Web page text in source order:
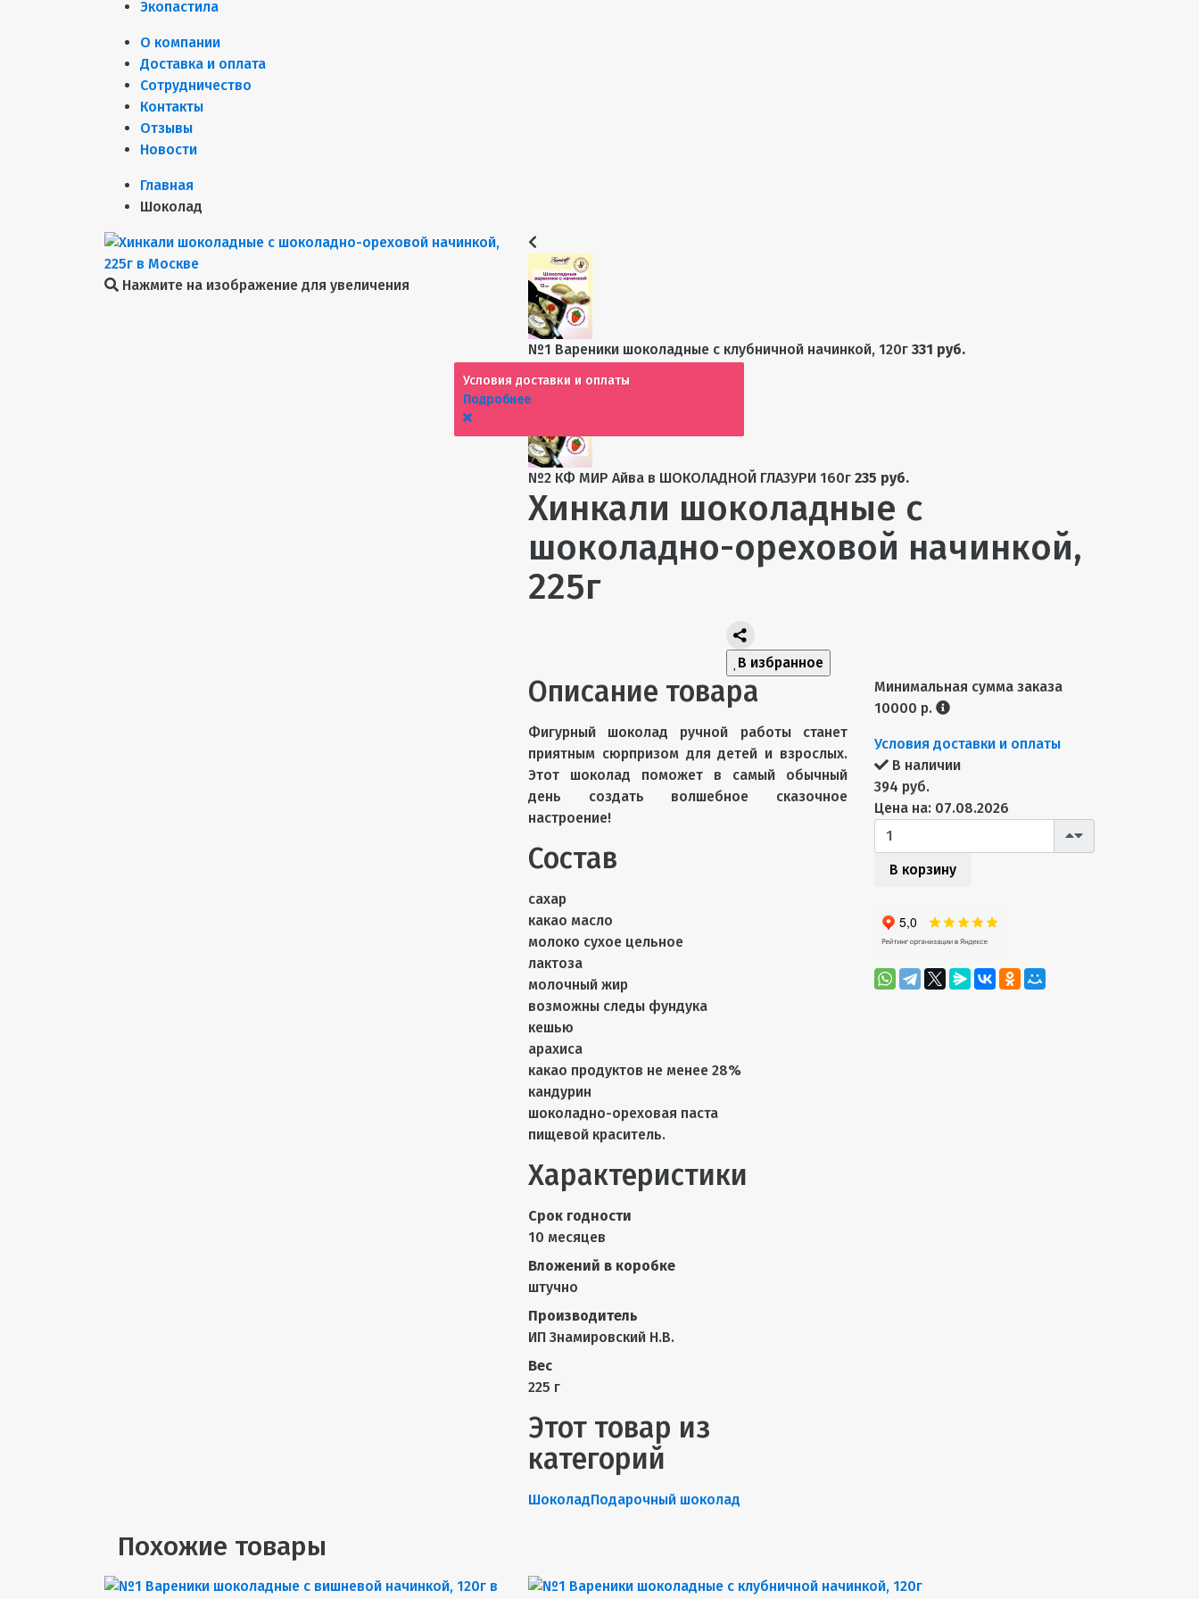
Экопастила
О компании
Доставка и оплата
Сотрудничество
Контакты
Отзывы
Новости
Главная
Шоколад
Нажмите на изображение для увеличения
№1 Вареники шоколадные с клубничной начинкой, 120г 331 руб.
№2 КФ МИР Айва в ШОКОЛАДНОЙ ГЛАЗУРИ 160г 235 руб.
Хинкали шоколадные с
шоколадно-ореховой начинкой,
225г
В избранное
Описание товара
Фигурный шоколад ручной работы станет
приятным сюрпризом для детей и взрослых.
Этот шоколад поможет в самый обычный
день создать волшебное сказочное
настроение!
Состав
сахар
какао масло
молоко сухое цельное
лактоза
молочный жир
возможны следы фундука
кешью
арахиса
какао продуктов не менее 28%
кандурин
шоколадно-ореховая паста
пищевой краситель.
Характеристики
Срок годности
10 месяцев
Вложений в коробке
штучно
Производитель
ИП Знамировский Н.В.
Вес
225 г
Этот товар из
категорий
ШоколадПодарочный шоколад
Минимальная сумма заказа
10000 р.
Условия доставки и оплаты
В наличии
394 руб.
Цена на: 07.08.2026
В корзину
Похожие товары
Условия доставки и оплаты
Подробнее